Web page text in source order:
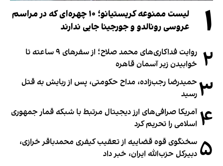
۱
لیست ممنوعه کریستیانو؛ ۱۰ چهره‌ای که در مراسم
عروسی رونالدو و جورجینا جایی ندارند
۲
روایت فداکاری‌های محمد صلاح؛ از سفرهای ۹ ساعته تا
خوابیدن زیر آسمان قاهره
۳ حمیدرضا رجب‌زاده، مداح حکومتی، پس از ربایش به قتل
رسید
۴ آمریکا صرافی‌های ارز دیجیتال مرتبط با شبکه قمار جمهوری
اسلامی را تحریم کرد
۵ سخنگوی قوه قضاییه از تعقیب کیفری محمدباقر خرازی،
دبیر‌کل حزب‌الله ایران، خبر داد